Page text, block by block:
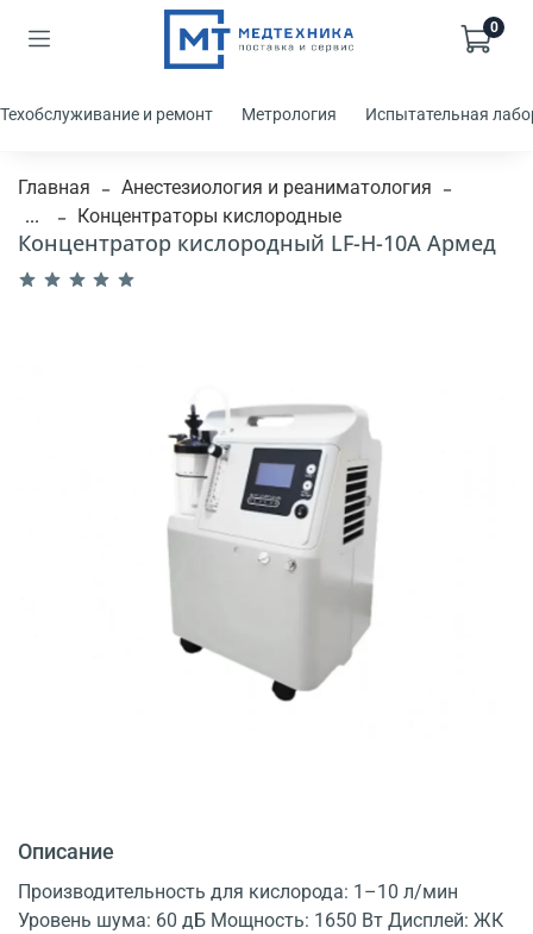
0
Техобслуживание и ремонт Метрология Испытательная
Главная
Анестезиология и реаниматология
...
Концентраторы кислородные
Концентратор кислородный LF-H-10A Армед
Описание
Производительность для кислорода: 1–10 л/мин
Уровень шума: 60 дБ Мощность: 1650 Вт Дисплей: ЖК